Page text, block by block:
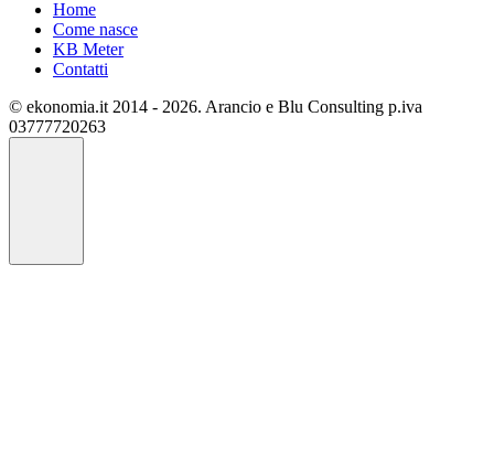
Home
Come nasce
KB Meter
Contatti
© ekonomia.it 2014 - 2026. Arancio e Blu Consulting p.iva
03777720263